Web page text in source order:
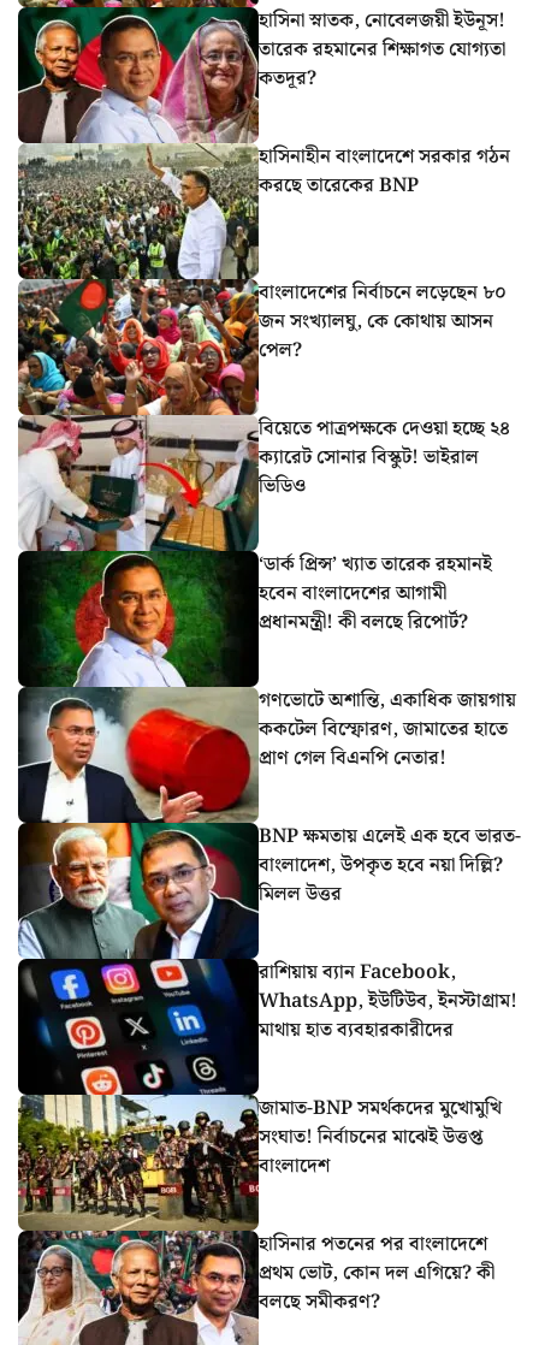
হাসিনা স্নাতক, নোবেলজয়ী ইউনূস!
তারেক রহমানের শিক্ষাগত যোগ্যতা
কতদূর?
হাসিনাহীন বাংলাদেশে সরকার গঠন
করছে তারেকের BNP
বাংলাদেশের নির্বাচনে লড়েছেন ৮০
জন সংখ্যালঘু, কে কোথায় আসন
পেল?
বিয়েতে পাত্রপক্ষকে দেওয়া হচ্ছে ২৪
ক্যারেট সোনার বিস্কুট! ভাইরাল
ভিডিও
‘ডার্ক প্রিন্স’ খ্যাত তারেক রহমানই
হবেন বাংলাদেশের আগামী
প্রধানমন্ত্রী! কী বলছে রিপোর্ট?
গণভোটে অশান্তি, একাধিক জায়গায়
ককটেল বিস্ফোরণ, জামাতের হাতে
প্রাণ গেল বিএনপি নেতার!
BNP ক্ষমতায় এলেই এক হবে ভারত-
বাংলাদেশ, উপকৃত হবে নয়া দিল্লি?
মিলল উত্তর
রাশিয়ায় ব্যান Facebook,
WhatsApp, ইউটিউব, ইনস্টাগ্রাম!
মাথায় হাত ব্যবহারকারীদের
জামাত-BNP সমর্থকদের মুখোমুখি
সংঘাত! নির্বাচনের মাঝেই উত্তপ্ত
বাংলাদেশ
হাসিনার পতনের পর বাংলাদেশে
প্রথম ভোট, কোন দল এগিয়ে? কী
বলছে সমীকরণ?